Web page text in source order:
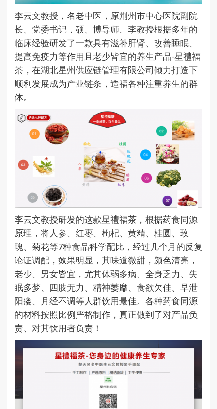
李云文教授，名老中医，原荆州市中心医院副院
长、党委书记，硕、博导师。李教授根据多年的
临床经验研发了一款具有滋补肝肾、改善睡眠、
提高免疫力等作用且老少皆宜的养生产品-星禮福
茶，在湖北星州供应链管理有限公司倾力打造下
顺利发展成为产业链条，造福各种注重养生的群
体。
李云文教授研发的这款星禮福茶，根据药食同源
原理，将人参、红枣、枸杞、黄精、桂圆、玫
瑰、菊花等7种食品科学配比，经过几个月的反复
论证调配，效果明显，其味道微甜，颜色清亮，
老少、男女皆宜，尤其体弱多病、全身乏力、失
眠多梦、四肢无力、精神萎靡、食欲欠佳、早泄
阳痿、月经不调等人群饮用最佳。各种药食同源
的材料按照比例严格制作，真正做到了对产品负
责、对其饮用者负责！